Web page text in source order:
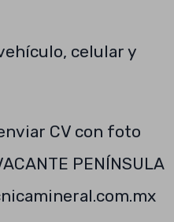
celular y
CV con foto
PENÍNSULA